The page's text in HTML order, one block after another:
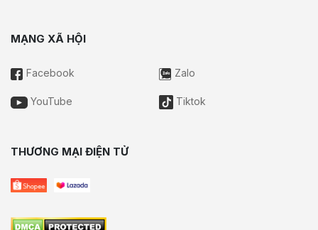
MẠNG XÃ HỘI
Facebook Zalo
YouTube Tiktok
THƯƠNG MẠI ĐIỆN TỬ